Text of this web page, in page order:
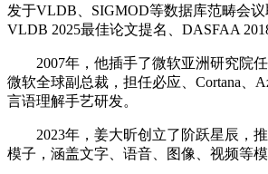
发于VLDB、SIGMOD等数据库范畴会
VLDB 2025最佳论文提名、DASFAA
2007年，他插手了微软亚洲研究院任
微软全球副总裁，担任必应、Cortana、
言语理解手艺研发。
2023年，姜大昕创立了阶跃星辰，推
模子，涵盖文字、语音、图像、视频等模